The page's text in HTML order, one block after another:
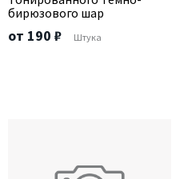
бирюзового шар
от 190 ₽ Штука